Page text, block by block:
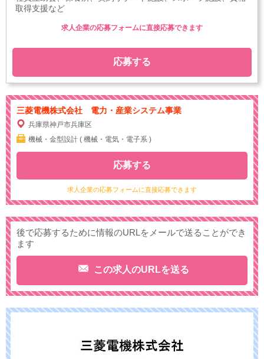
取得支援など
応募する
求人企業の応募フォームに直接応募できます
三菱電機株式会社 電力・産業システム事業
兵庫県神戸市兵庫区
機械・金型設計 ( 機械・電気・電子系 )
求人企業の応募フォームに直接応募できます
応募する
後で応募するために情報のURLをメールで送ることができ
ます
この求人のURLを送る